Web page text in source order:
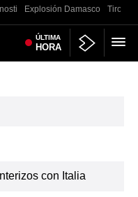
Explosión Damasco Tiroteo
ÚLTIMA
HORA
con Italia